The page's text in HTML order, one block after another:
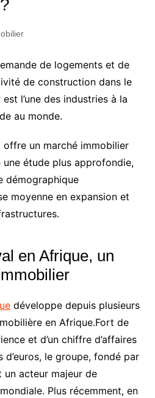
de logements et de
de construction dans le
l’une des industries à la
au monde.
offre un marché immobilier
étude plus approfondie,
démographique
moyenne en expansion et
en Afrique, un
développe depuis plusieurs
en Afrique.Fort de
et d’un chiffre d’affaires
le groupe, fondé par
un acteur majeur de
Plus récemment, en